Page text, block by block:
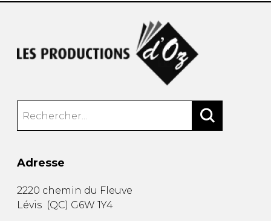
Adresse
2220 chemin du Fleuve
Lévis (QC) G6W 1Y4